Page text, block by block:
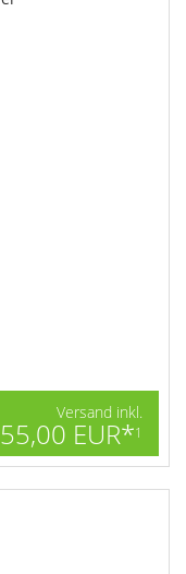
Versand inkl.
55,00 EUR*1